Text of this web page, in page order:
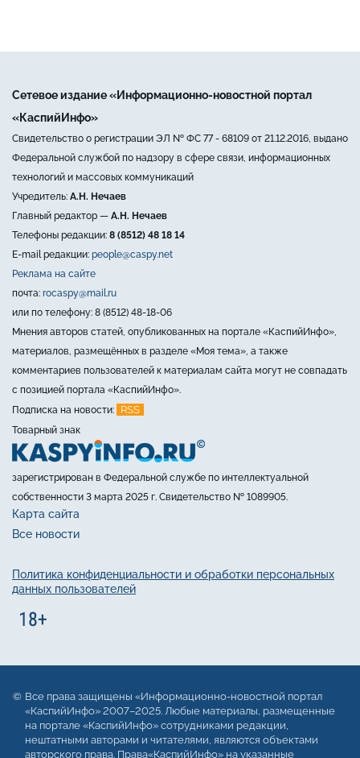
Сетевое издание «Информационно-новостной портал
«КаспийИнфо»
Свидетельство о регистрации ЭЛ № ФС 77 - 68109 от 21.12.2016, выдано
Федеральной службой по надзору в сфере связи, информационных
технологий и массовых коммуникаций
Учредитель: А.Н. Нечаев
Главный редактор — А.Н. Нечаев
Телефоны редакции: 8 (8512) 48 18 14
E-mail редакции: people@caspy.net
Реклама на сайте
почта: rocaspy@mail.ru
или по телефону: 8 (8512) 48-18-06
Мнения авторов статей, опубликованных на портале «КаспийИнфо»,
материалов, размещённых в разделе «Моя тема», а также
комментариев пользователей к материалам сайта могут не совпадать
с позицией портала «КаспийИнфо».
Подписка на новости:
RSS
Товарный знак
зарегистрирован в Федеральной службе по интеллектуальной
собственности 3 марта 2025 г. Свидетельство № 1089905.
Карта сайта
Все новости
Политика конфиденциальности и обработки персональных
данных пользователей
Все права защищены «Информационно-новостной портал
«КаспийИнфо» 2007–2025. Любые материалы, размещенные
на портале «КаспийИнфо» сотрудниками редакции,
нештатными авторами и читателями, являются объектами
авторского права. Права«КаспийИнфо» на указанные